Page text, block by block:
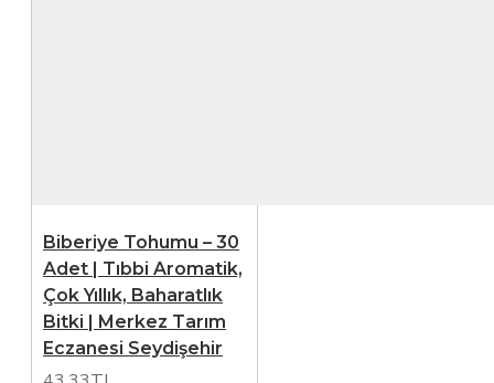
Biberiye Tohumu – 30
Adet | Tıbbi Aromatik,
Çok Yıllık, Baharatlık
Bitki | Merkez Tarım
Eczanesi Seydişehir